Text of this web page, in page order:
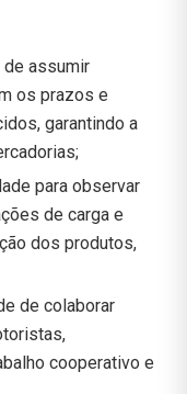
de assumir
os prazos e
garantindo a
para observar
de carga e
dos produtos,
de colaborar
cooperativo e